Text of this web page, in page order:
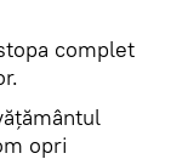
complet
opri